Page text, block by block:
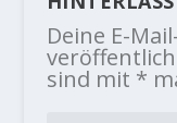
Deine E-
sind mit *